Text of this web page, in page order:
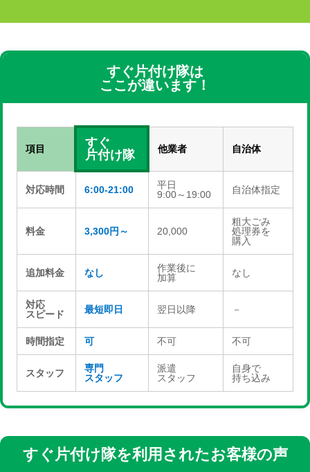
すぐ片付け隊は
ここが違います！
項目
すぐ
片付け隊
他業者 自治体
対応時間 6:00-21:00
平日
9:00～19:00
自治体指定
料金 3,300円～ 20,000
粗大ごみ
処理券を
購入
追加料金 なし
作業後に
加算
なし
対応
スピード
最短即日 翌日以降 －
時間指定 可 不可 不可
スタッフ
専門
スタッフ
派遣
スタッフ
自身で
持ち込み
すぐ片付け隊を利用されたお客様の声